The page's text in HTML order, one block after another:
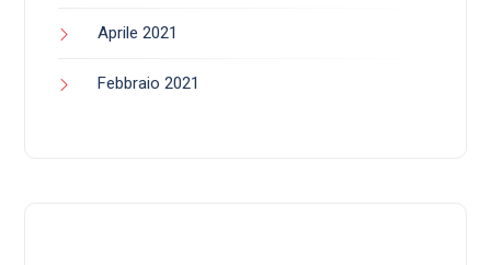
Aprile 2021
Febbraio 2021